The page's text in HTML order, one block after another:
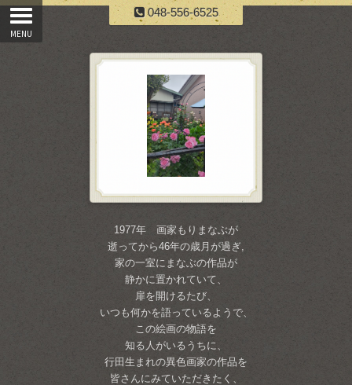
048-556-6525
1977年 画家もりまなぶが
逝ってから46年の歳月が過ぎ,
家の一室にまなぶの作品が
静かに置かれていて、
扉を開けるたび、
いつも何かを語っているようで、
この絵画の物語を
知る人がいるうちに、
行田生まれの異色画家の作品を
皆さんにみていただきたく、